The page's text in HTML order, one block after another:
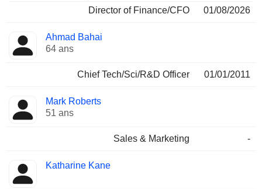
Director of Finance/CFO
01/08/2026
Ahmad Bahai
64 ans
Chief Tech/Sci/R&D Officer 01/01/2011
Mark Roberts
51 ans
Sales & Marketing -
Katharine Kane